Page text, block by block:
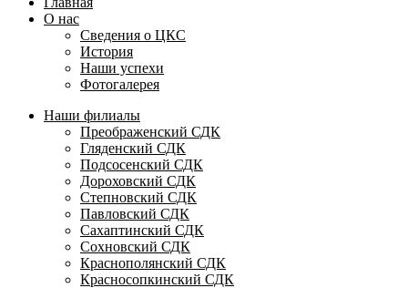
О нас
Сведения о ЦКС
История
Наши успехи
Фотогалерея
Наши филиалы
Преображенский СДК
Гляденский СДК
Подсосенский СДК
Дороховский СДК
Степновский СДК
Павловский СДК
Сахаптинский СДК
Сохновский СДК
Краснополянский СДК
Красносопкинский СДК